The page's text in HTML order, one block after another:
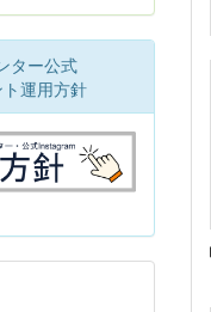
ター公式
運用方針